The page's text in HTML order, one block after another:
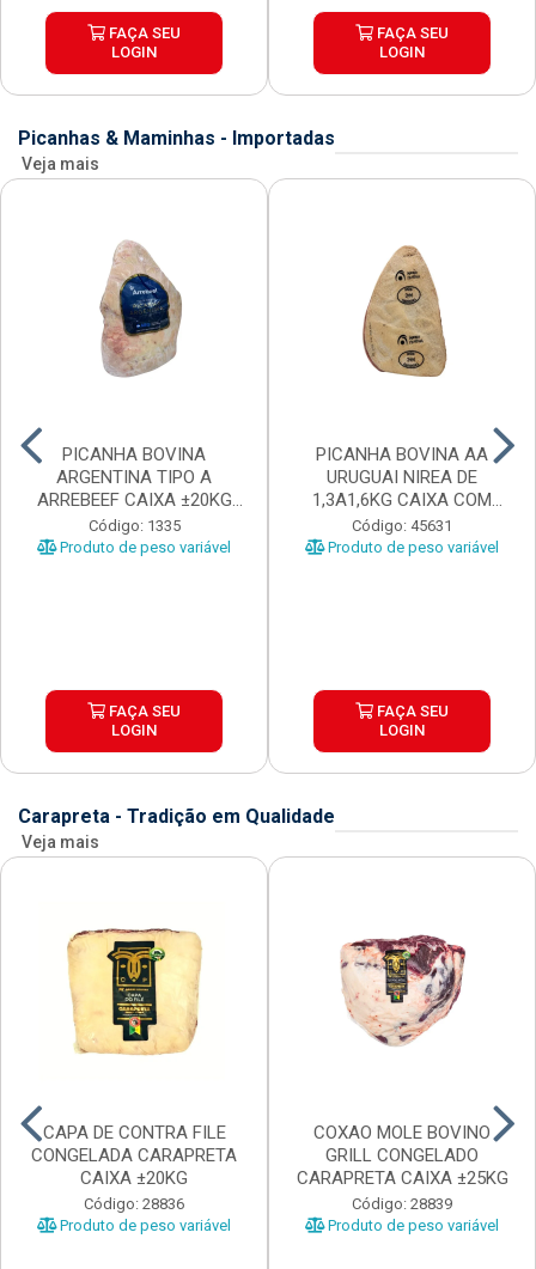
FAÇA SEU
LOGIN
FAÇA SEU
LOGIN
Picanhas & Maminhas - Importadas
Veja mais
PICANHA BOVINA
ARGENTINA TIPO A
ARREBEEF CAIXA ±20KG
PEÇAS 1...
Código: 1335
Produto de peso variável
FAÇA SEU
LOGIN
PICANHA BOVINA AA
URUGUAI NIREA DE
1,3A1,6KG CAIXA COM
±15KG
Código: 45631
Produto de peso variável
FAÇA SEU
LOGIN
Carapreta - Tradição em Qualidade
Veja mais
CAPA DE CONTRA FILE
CONGELADA CARAPRETA
CAIXA ±20KG
Código: 28836
Produto de peso variável
COXAO MOLE BOVINO
GRILL CONGELADO
CARAPRETA CAIXA ±25KG
Código: 28839
Produto de peso variável